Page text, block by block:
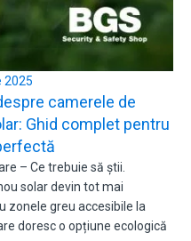
2025
camerele de
Ghid complet pentru
– Ce trebuie să știi.
solar devin tot mai
zonele greu accesibile la
doresc o opțiune ecologică